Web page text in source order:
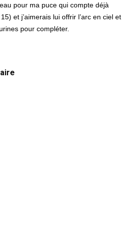
pour ma puce qui compte déjà
et j’aimerais lui offrir l’arc en ciel et
pour compléter.